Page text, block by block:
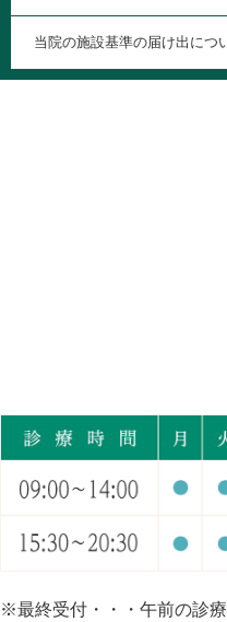
当院の施設基準の届け出につ
※最終受付・・・午前の診